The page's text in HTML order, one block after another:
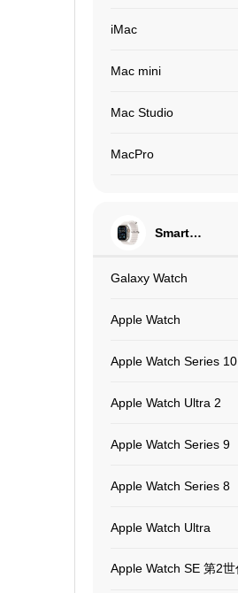
iMac
Mac mini
Mac Studio
MacPro
Smart
Galaxy Watch
Apple Watch
Apple Watch Series 10
Apple Watch Ultra 2
Apple Watch Series 9
Apple Watch Series 8
Apple Watch Ultra
Apple Watch SE 第2世